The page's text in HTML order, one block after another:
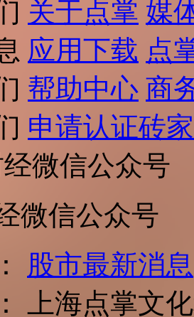
关于点掌 媒
应用下载 点
帮助中心 商
申请认证砖家
微信公众号
股市最新消息
上海点掌文